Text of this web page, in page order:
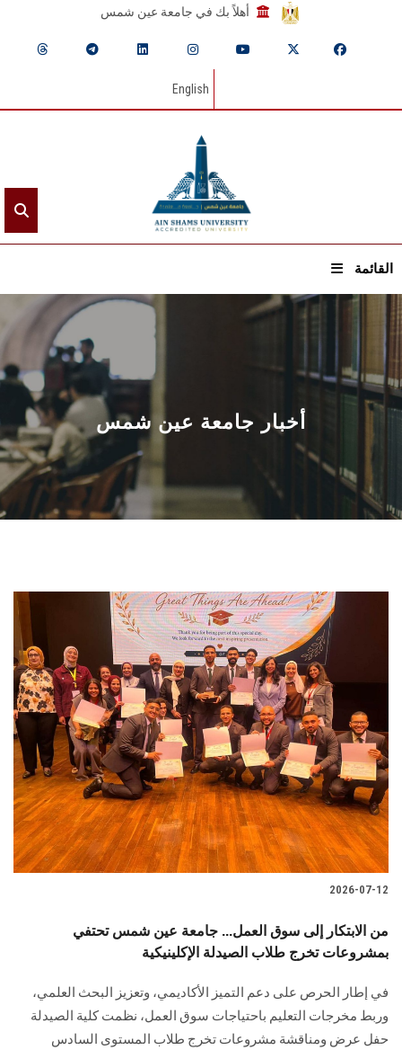
أهلاً بك في جامعة عين شمس
English
القائمة
الرئيسيـة
عن الجامعة
القطاعـات
الشئون الأكاديمية
البحث العلمي
المراكز والوحدات
الأنظمة الذكية
الإعلام
تواصل معنا
الطلاب
هيئة التدريس
الموظفون
أخبار جامعة عين شمس
2026-07-12
من الابتكار إلى سوق العمل... جامعة عين شمس تحتفي
بمشروعات تخرج طلاب الصيدلة الإكلينيكية
في إطار الحرص على دعم التميز الأكاديمي، وتعزيز البحث العلمي،
وربط مخرجات التعليم باحتياجات سوق العمل، نظمت كلية الصيدلة
حفل عرض ومناقشة مشروعات تخرج طلاب المستوى السادس